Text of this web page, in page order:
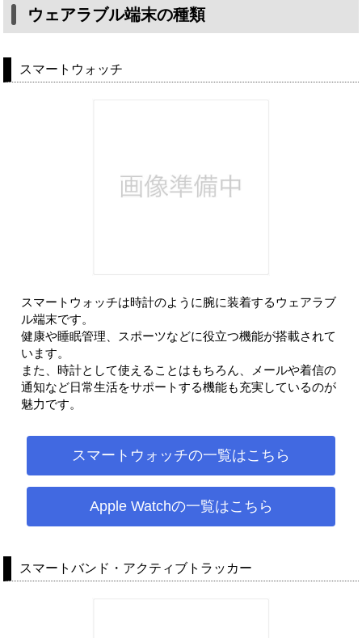
ウェアラブル端末の種類
スマートウォッチ
スマートウォッチは時計のように腕に装着するウェアラブ
ル端末です。
健康や睡眠管理、スポーツなどに役立つ機能が搭載されて
います。
また、時計として使えることはもちろん、メールや着信の
通知など日常生活をサポートする機能も充実しているのが
魅力です。
スマートウォッチの一覧はこちら
Apple Watchの一覧はこちら
スマートバンド・アクティブトラッカー